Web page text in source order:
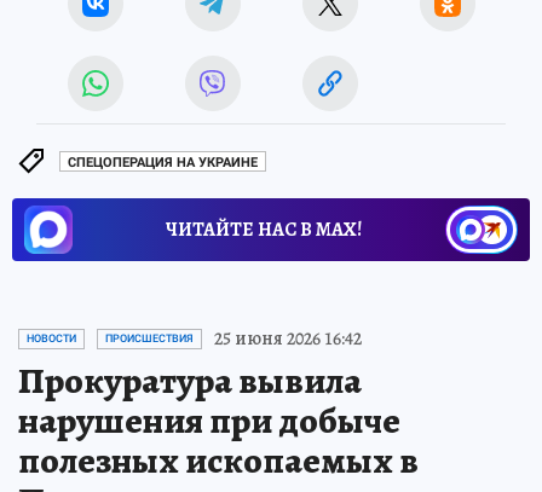
СПЕЦОПЕРАЦИЯ НА УКРАИНЕ
ЧИТАЙТЕ НАС В МАХ!
НОВОСТИ ПРОИСШЕСТВИЯ 25 июня 2026 16:42
Прокуратура вывила
нарушения при добыче
полезных ископаемых в